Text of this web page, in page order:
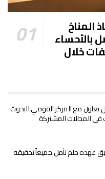
المناخ
بالأحساء
خلال
تعاون مع المركز القومي للبحوث
في المجالات المشتركة
عهده حلم نأمل جميعاً تحقيقه